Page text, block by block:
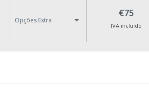
Opções Extra
€75
IVA incluído